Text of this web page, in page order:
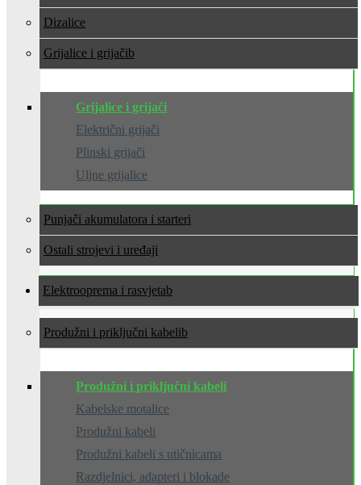
Dizalice
Grijalice i grijači
Grijalice i grijači
Električni grijači
Plinski grijači
Uljne grijalice
Punjači akumulatora i starteri
Ostali strojevi i uređaji
Elektrooprema i rasvjeta
Produžni i priključni kabeli
Produžni i priključni kabeli
Kabelske motalice
Produžni kabeli
Produžni kabeli s utičnicama
Razdjelnici, adapteri i blokade